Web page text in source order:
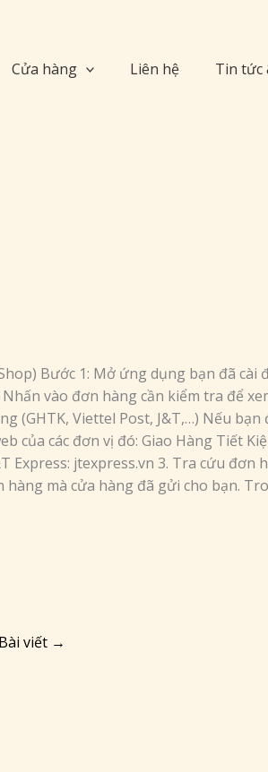
Cửa hàng Liên hệ Tin tức
Bước 1: Mở ứng dụng bạn đã cài
vào đơn hàng cần kiểm tra để
(GHTK, Viettel Post, J&T,…) Nếu
của các đơn vị đó: Giao Hàng Tiết
Express: jtexpress.vn 3. Tra cứu đơn
hàng mà cửa hàng đã gửi cho bạn.
viết →